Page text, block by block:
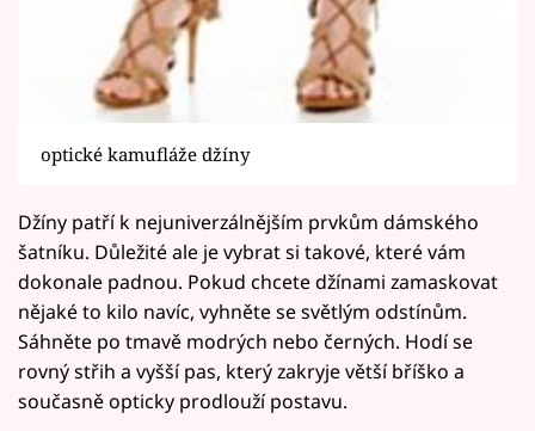
optické kamufláže džíny
Džíny patří k nejuniverzálnějším prvkům dámského
šatníku. Důležité ale je vybrat si takové, které vám
dokonale padnou. Pokud chcete džínami zamaskovat
nějaké to kilo navíc, vyhněte se světlým odstínům.
Sáhněte po tmavě modrých nebo černých. Hodí se
rovný střih a vyšší pas, který zakryje větší bříško a
současně opticky prodlouží postavu.